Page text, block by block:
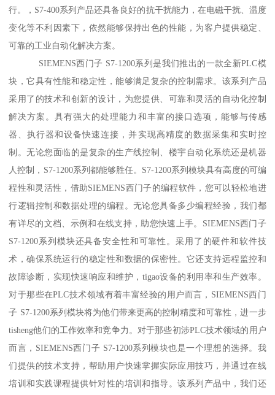
行。，S7-400系列产品还具备良好的抗干扰能力，在电磁干扰、温度
变化等不利因素下，依然能够保持出色的性能，为客户提供稳定、
可靠的工业自动化解决方案。
SIEMENS西门子 S7-1200系列是我们推出的一款全新PLC模
块，它具有性能和稳定性，能够满足复杂的控制需求。该系列产品
采用了的技术和创新的设计，为您提供、可靠和灵活的自动化控制
解决方案。具有强大的处理能力和丰富的接口选项，能够与传感
器、执行器和设备快速连接，并实现高精度的数据采集和实时控
制。无论您面临的是复杂的生产线控制、楼宇自动化系统还是机器
人控制，S7-1200系列都能够胜任。S7-1200系列模块具有高度的可编
程性和灵活性，借助SIEMENS西门子的编程软件，您可以轻松地进
行逻辑控制和数据处理的编程。无论您具备多少编程经验，我们都
有详尽的文档、示例和在线支持，助您快速上手。SIEMENS西门子
S7-1200系列模块还具备安全性和可靠性。采用了的硬件和软件技
术，确保系统运行的稳定性和数据的保密性。它还支持远程监控和
故障诊断，实现快速响应和维护，tigao设备的利用率和生产效率。
对于那些在PLC技术领域有着丰富经验的用户而言，SIEMENS西门
子 S7-1200系列模块将为他们带来更高的控制精度和可靠性，进一步
tisheng他们的工作效率和竞争力。对于那些初涉PLC技术领域的用户
而言，SIEMENS西门子 S7-1200系列模块也是一个理想的选择。我
们提供的技术支持，帮助用户快速掌握实际应用技巧，并通过在线
培训和实践课程提供针对性的培训和指导。该系列产品中，我们还